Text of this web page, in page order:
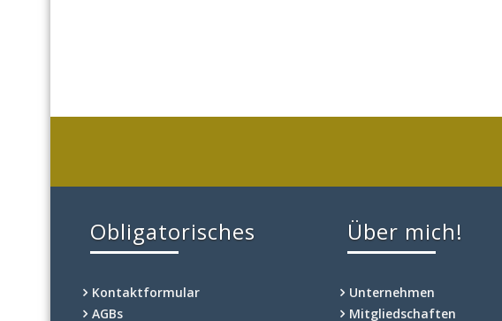
Obligatorisches
Kontaktformular
AGBs
Über mich!
Unternehmen
Mitgliedschaften